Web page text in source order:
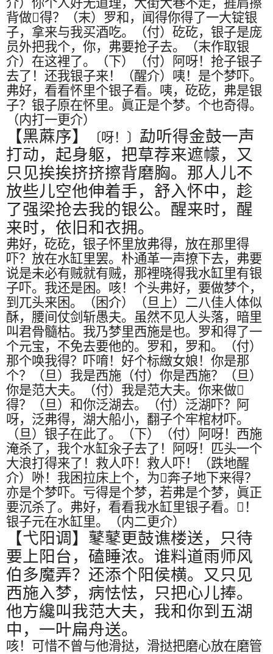
背做𠍽得？（末）罗和，闻得你得了一大锭银
子，拿来与我买酒吃。（付）矻矻，银子是庞
员外把我个，你，弗要抢子去。（末作取银
介）在这裡了。（下）（付）阿呀！抢子银子
去了！还我银子来！（醒介）咦！是个梦吓。
弗好，看看怀里个银子看。咦，矻矻，弗是银
子？银子原在怀里。眞正是个梦。个也奇得。
（内打一更介）
【黑蔴序】 〔呀！〕 勐听得金鼓一声
打动，起身躯，把草荐来遮幪，又
只见挨挨挤挤擦背磨胸。那人儿不
放些儿空他伸着手，舒入怀中，趁
了强梁抢去我的银公。醒来时，醒
来时，依旧和衣拥。
弗好，矻矻，银子怀里放弗得，放在那里得
吓？放在水缸里罢。朴通革一声撩下去，弗要
说是未必有贼就有贼，那裡晓得我水缸里有银
子吓。我还是困。咳！个头弗好，要做梦个，
到兀头来困。（困介）（旦上）二八佳人体似
酥，腰间仗剑斩愚夫。虽然不见人头落，暗里
叫君骨髓枯。我乃梦里西施是也。罗和得了一
个元宝，不免去要他的。罗和，罗和。（付）
那个唤我得？吓唷！好个标緻女娘！你是那
个？（旦）我是西施（付）你是西施？（旦）
你是范大夫。（付）我是范大夫。你来做𠍽
得？（旦）和你泛湖去。（付）泛湖吓？阿
呀，泛弗得，湖大船小，翻子个牢棺材吓。
（旦）银子在此了。（下）（付）阿呀！西施
淹杀了，我个水缸汆子去了！阿呀！匹头一个
大浪打得来了！救人吓！救人吓！（跌地醒
介）
𠰻！我困拉床上个，为𠍽奔子地下来得？
亦是个梦吓。亏得是个梦，若弗是个梦，眞正
要沉杀了。弗好，看看我水缸里银子看。 𠲔 ！
银子元在水缸里。（内二更介）
【弋阳调】鼕鼕更鼓谯楼送，只待
要上阳台，磕睡浓。谁料道雨师风
伯多魔弄？还添个阳侯横。又只见
西施入梦，病怯怯，只把心儿捧。
他方纔叫我范大夫，我和你到五湖
中，一叶扁舟送。
咳！可惜不曾与他滑挞，滑挞把磨心放在磨管